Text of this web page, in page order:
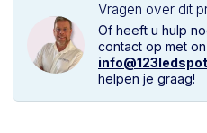
Vragen over dit
Of heeft u hulp
contact op met
helpen je graag!